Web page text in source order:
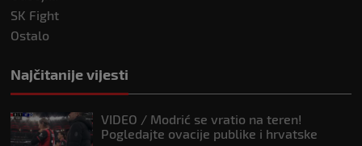
SK Fight
Ostalo
Najčitanije vijesti
VIDEO / Modrić se vratio na teren!
Pogledajte ovacije publike i hrvatske